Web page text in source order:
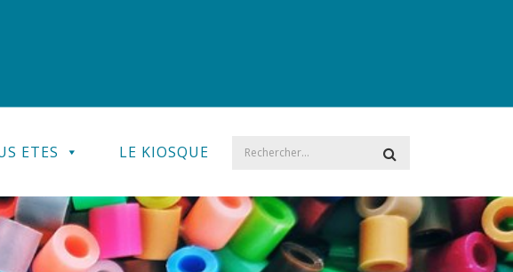
ETES LE KIOSQUE